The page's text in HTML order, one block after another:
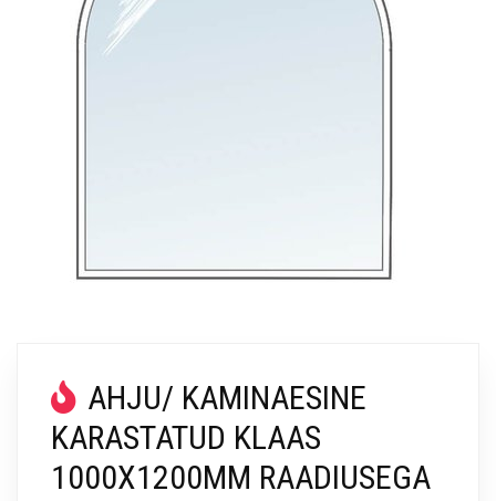
AHJU/ KAMINAESINE
KARASTATUD KLAAS
1000X1200MM RAADIUSEGA